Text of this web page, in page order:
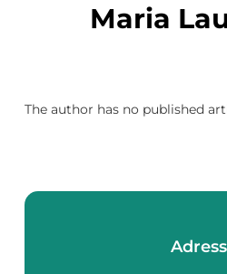
Maria
The author has no published